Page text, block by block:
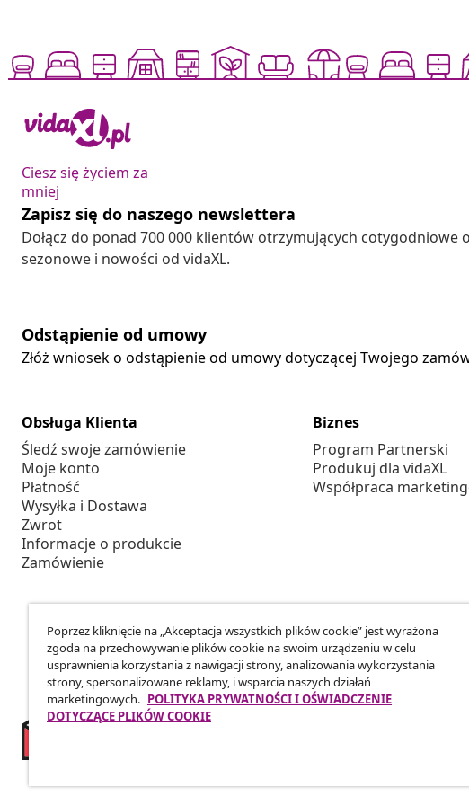
Ciesz się życiem za
mniej
Zapisz się do naszego newslettera
Dołącz do ponad 700 000 klientów otrzymujących cotygodniowe
sezonowe i nowości od vidaXL.
Odstąpienie od umowy
Złóż wniosek o odstąpienie od umowy dotyczącej Twojego
Obsługa Klienta
Śledź swoje zamówienie
Moje konto
Płatność
Wysyłka i Dostawa
Zwrot
Informacje o produkcie
Zamówienie
Biznes
Program Partnerski
Produkuj dla vidaXL
Współpraca
Poprzez kliknięcie na „Akceptacja wszystkich plików cookie” jest wyrażona
zgoda na przechowywanie plików cookie na swoim urządzeniu w celu
usprawnienia korzystania z nawigacji strony, analizowania wykorzystania
strony, spersonalizowane reklamy, i wsparcia naszych działań
marketingowych. POLITYKA PRYWATNOŚCI I OŚWIADCZENIE
DOTYCZĄCE PLIKÓW COOKIE